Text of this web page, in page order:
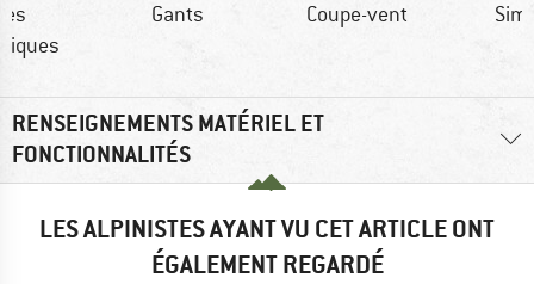
Gants Coupe-vent
RENSEIGNEMENTS MATÉRIEL ET
FONCTIONNALITÉS
LES ALPINISTES AYANT VU CET ARTICLE ONT
ÉGALEMENT REGARDÉ